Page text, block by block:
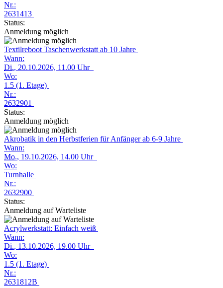
Nr.:
2631413
Status:
Anmeldung möglich
Textilreboot Taschenwerkstatt ab 10 Jahre
Wann:
Di., 20.10.2026, 11.00 Uhr
Wo:
1.5 (1. Etage)
Nr.:
2632901
Status:
Anmeldung möglich
Akrobatik in den Herbstferien für Anfänger ab 6-9 Jahre
Wann:
Mo., 19.10.2026, 14.00 Uhr
Wo:
Turnhalle
Nr.:
2632900
Status:
Anmeldung auf Warteliste
Acrylwerkstatt: Einfach weiß
Wann:
Di., 13.10.2026, 19.00 Uhr
Wo:
1.5 (1. Etage)
Nr.:
2631812B